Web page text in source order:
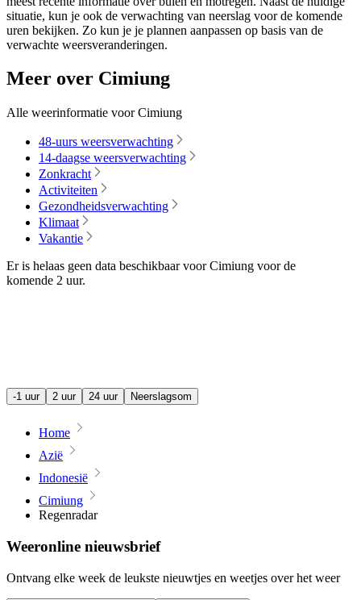
situatie, kun je ook de verwachting van neerslag voor de komende
uren bekijken. Zo kun je je plannen aanpassen op basis van de
verwachte weersveranderingen.
Meer over Cimiung
Alle weerinformatie voor Cimiung
48-uurs weersverwachting
14-daagse weersverwachting
Zonkracht
Activiteiten
Gezondheidsverwachting
Klimaat
Vakantie
Er is helaas geen data beschikbaar voor Cimiung voor de
komende 2 uur.
-1 uur 2 uur 24 uur Neerslagsom
Home
Azië
Indonesië
Cimiung
Regenradar
Weeronline nieuwsbrief
Ontvang elke week de leukste nieuwtjes en weetjes over het weer